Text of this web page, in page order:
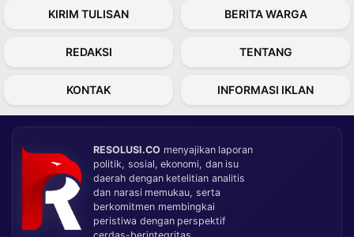
KIRIM TULISAN BERITA WARGA
REDAKSI TENTANG
KONTAK INFORMASI IKLAN
RESOLUSI.CO menyajikan laporan
politik, sosial, ekonomi, dan isu
daerah dengan ketelitian analitis
dan narasi memukau, serta
berkomitmen membingkai
peristiwa dengan perspektif